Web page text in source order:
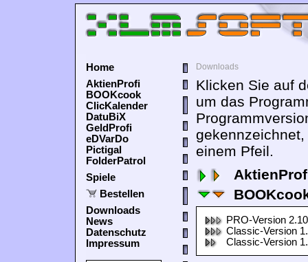
Home
AktienProfi
BOOKcook
ClicKalender
DatuBiX
GeldProfi
eDVarDo
Pictigal
FolderPatrol
Spiele
Bestellen
Downloads
News
Datenschutz
Impressum
Downloads
Klicken Sie auf
um das
einem Pfeil.
PRO-Version
Classic-Version
Classic-Version